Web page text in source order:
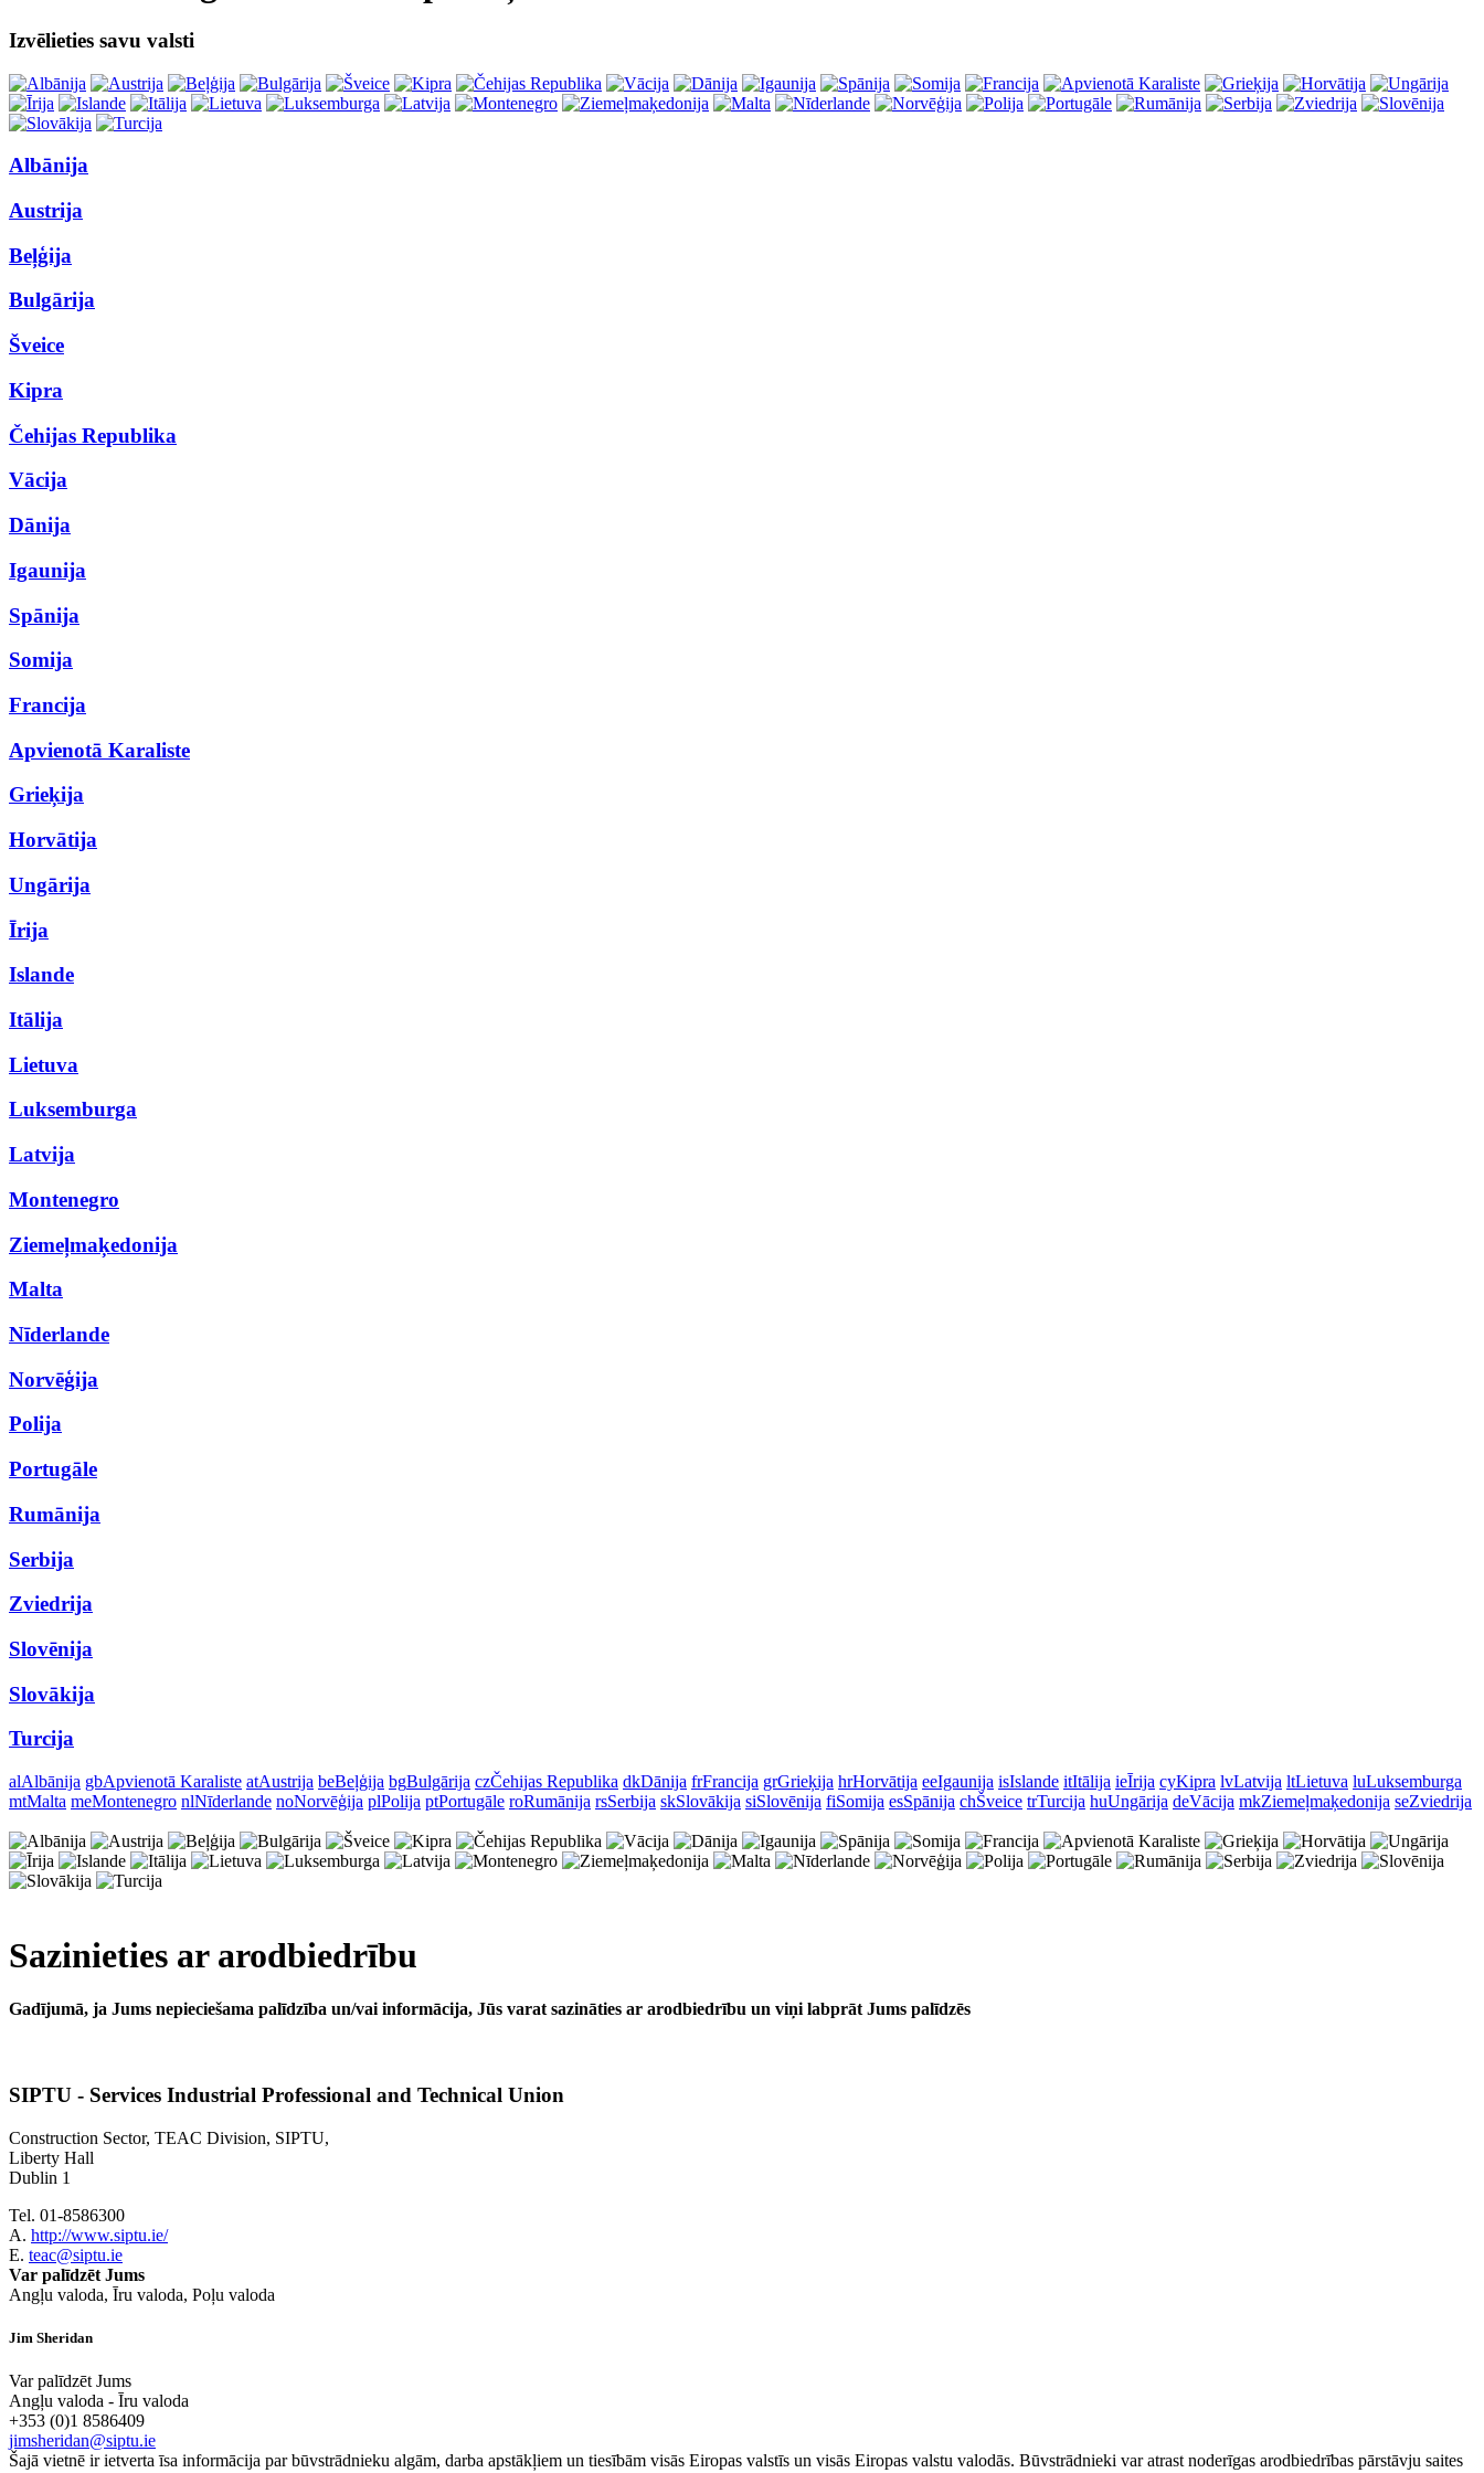
Izvēlieties savu valsti
Albānija
Austrija
Beļģija
Bulgārija
Šveice
Kipra
Čehijas Republika
Vācija
Dānija
Igaunija
Spānija
Somija
Francija
Apvienotā Karaliste
Grieķija
Horvātija
Ungārija
Īrija
Islande
Itālija
Lietuva
Luksemburga
Latvija
Montenegro
Ziemeļmaķedonija
Malta
Nīderlande
Norvēģija
Polija
Portugāle
Rumānija
Serbija
Zviedrija
Slovēnija
Slovākija
Turcija
alAlbānija gbApvienotā Karaliste atAustrija beBeļģija bgBulgārija czČehijas Republika dkDānija frFrancija grGrieķija hrHorvātija eeIgaunija isIslande itItālija ieĪrija cyKipra lvLatvija ltLietuva luLuksemburga
mtMalta meMontenegro nlNīderlande noNorvēģija plPolija ptPortugāle roRumānija rsSerbija skSlovākija siSlovēnija fiSomija esSpānija chŠveice trTurcija huUngārija deVācija mkZiemeļmaķedonija seZviedrija
Sazinieties ar arodbiedrību
Gadījumā, ja Jums nepieciešama palīdzība un/vai informācija, Jūs varat sazināties ar arodbiedrību un viņi labprāt Jums palīdzēs
SIPTU - Services Industrial Professional and Technical Union
Construction Sector, TEAC Division, SIPTU,
Liberty Hall
Dublin 1
Tel. 01-8586300
A. http://www.siptu.ie/
E. teac@siptu.ie
Var palīdzēt Jums
Angļu valoda, Īru valoda, Poļu valoda
Jim Sheridan
Var palīdzēt Jums
Angļu valoda - Īru valoda
+353 (0)1 8586409
jimsheridan@siptu.ie
Šajā vietnē ir ietverta īsa informācija par būvstrādnieku algām, darba apstākļiem un tiesībām visās Eiropas valstīs un visās Eiropas valstu valodās. Būvstrādnieki var atrast noderīgas arodbiedrības pārstāvju saites